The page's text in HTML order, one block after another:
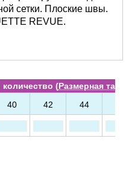
сетки. Плоские швы.
REVUE.
(Размерная
40 42 44